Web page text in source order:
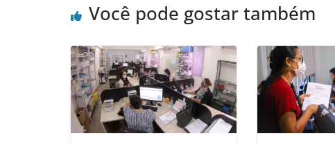
Você pode gostar também